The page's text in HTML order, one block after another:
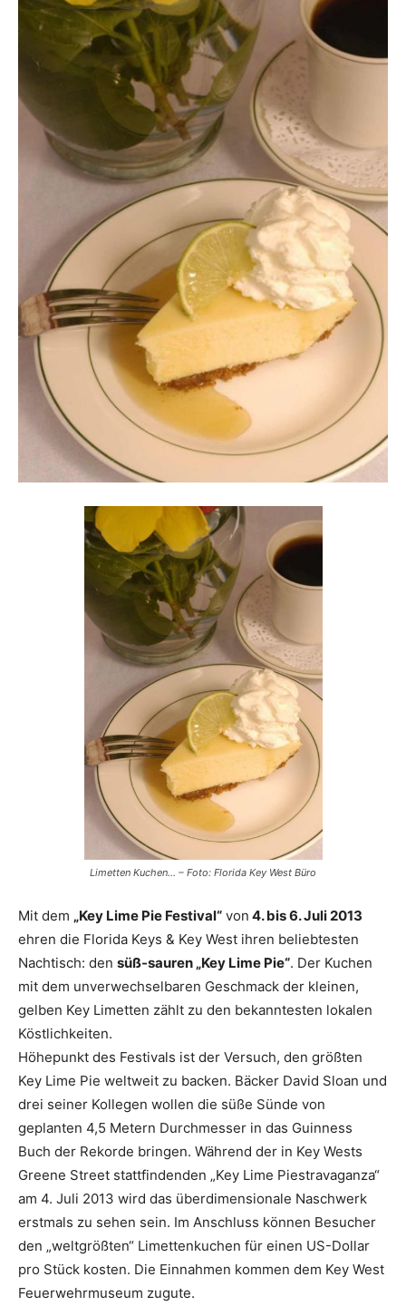
Reiseempfehlungen.
Limetten Kuchen… – Foto: Florida Key West Büro
Mit dem „Key Lime Pie Festival“ von 4. bis 6. Juli 2013
ehren die Florida Keys & Key West ihren beliebtesten
Nachtisch: den süß-sauren „Key Lime Pie“. Der Kuchen
mit dem unverwechselbaren Geschmack der kleinen,
gelben Key Limetten zählt zu den bekanntesten lokalen
Köstlichkeiten.
Höhepunkt des Festivals ist der Versuch, den größten
Key Lime Pie weltweit zu backen. Bäcker David Sloan und
drei seiner Kollegen wollen die süße Sünde von
geplanten 4,5 Metern Durchmesser in das Guinness
Buch der Rekorde bringen. Während der in Key Wests
Greene Street stattfindenden „Key Lime Piestravaganza“
am 4. Juli 2013 wird das überdimensionale Naschwerk
erstmals zu sehen sein. Im Anschluss können Besucher
den „weltgrößten“ Limettenkuchen für einen US-Dollar
pro Stück kosten. Die Einnahmen kommen dem Key West
Feuerwehrmuseum zugute.